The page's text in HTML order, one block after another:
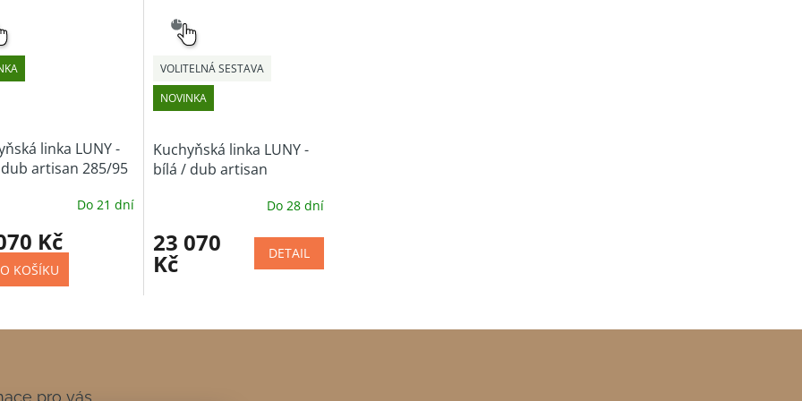
linka LUNY -
artisan 285/95
Do 21 dní
Kč
KOŠÍKU
NOVINKA
VOLITELNÁ SESTAVA
VÝBĚR
Kuchyňská linka LUNY -
bílá / dub artisan
Do 28 dní
23 070
Kč DETAIL
pro vás